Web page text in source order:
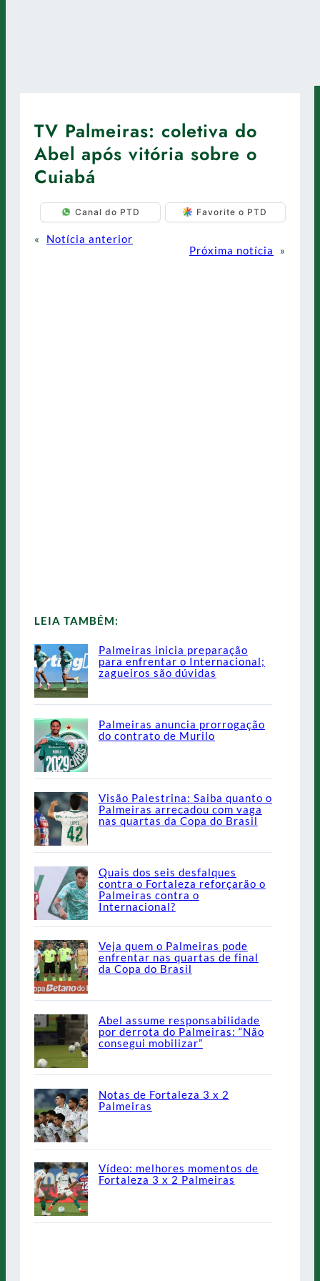
TV Palmeiras: coletiva do
Abel após vitória sobre o
Cuiabá
Canal do PTD Favorite o PTD
«
Notícia anterior
Próxima notícia
»
LEIA TAMBÉM:
Palmeiras inicia preparação
para enfrentar o Internacional;
zagueiros são dúvidas
Palmeiras anuncia prorrogação
do contrato de Murilo
Visão Palestrina: Saiba quanto o
Palmeiras arrecadou com vaga
nas quartas da Copa do Brasil
Quais dos seis desfalques
contra o Fortaleza reforçarão o
Palmeiras contra o
Internacional?
Veja quem o Palmeiras pode
enfrentar nas quartas de final
da Copa do Brasil
Abel assume responsabilidade
por derrota do Palmeiras: “Não
consegui mobilizar”
Notas de Fortaleza 3 x 2
Palmeiras
Vídeo: melhores momentos de
Fortaleza 3 x 2 Palmeiras